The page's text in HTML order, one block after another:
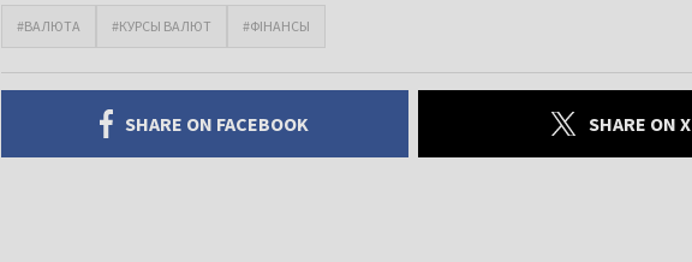
#ВАЛЮТА #КУРСЫ ВАЛЮТ #ФІНАНСЫ
SHARE ON FACEBOOK SHARE ON X